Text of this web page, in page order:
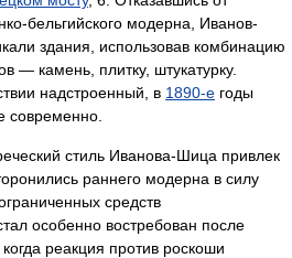
бельгийского модерна, Иванов-
здания, использовав комбинацию
— камень, плитку, штукатурку.
надстроенный, в 1890-е годы
современно.
стиль Иванова-Шица привлек
раннего модерна в силу
средств
особенно востребован после
, когда реакция против роскоши